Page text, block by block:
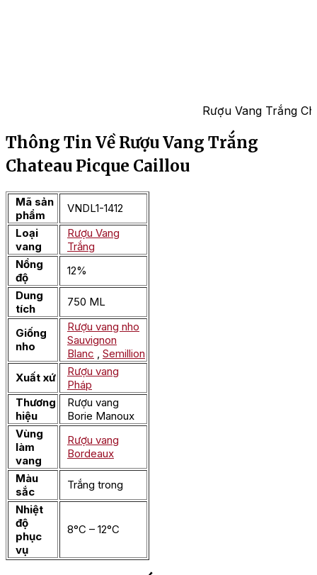
Rượu Vang Trắng
Thông Tin Về Rượu Vang Trắng
Chateau Picque Caillou
Mã sản
phẩm
VNDL1-1412
Loại
vang
Rượu Vang
Trắng
Nồng
độ
12%
Dung
tích
750 ML
Giống
nho
Rượu vang nho
Sauvignon
Blanc
Semillion
Xuất xứ
Rượu vang
Pháp
Thương
hiệu
Rượu vang
Borie Manoux
Vùng
làm
vang
Rượu vang
Bordeaux
Màu
sắc
Trắng trong
Nhiệt
độ
phục
vụ
8°C – 12°C